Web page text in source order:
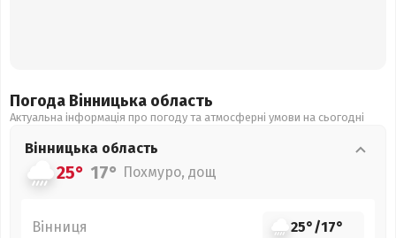
Погода Вінницька область
Актуальна інформація про погоду та атмосферні умови на сьогодні
Вінницька область
25° 17° Похмуро, дощ
Вінниця 25°/17°